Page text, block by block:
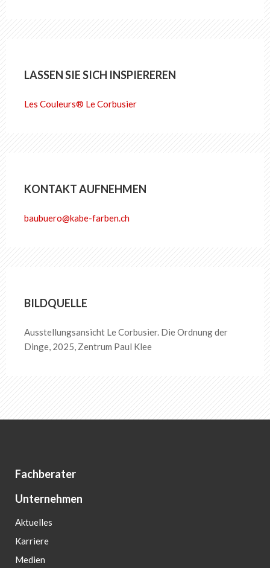
LASSEN SIE SICH INSPIEREREN
Les Couleurs® Le Corbusier
KONTAKT AUFNEHMEN
baubuero@kabe-farben.ch
BILDQUELLE
Ausstellungsansicht Le Corbusier. Die Ordnung der
Dinge, 2025, Zentrum Paul Klee
Fachberater
Unternehmen
Aktuelles
Karriere
Medien